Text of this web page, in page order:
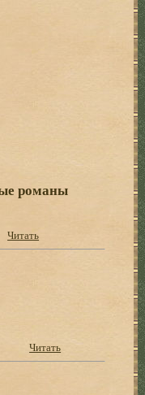
романы
Читать
Читать